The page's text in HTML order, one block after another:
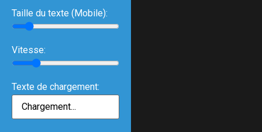
Taille du texte (Mobile):
Vitesse:
Texte de chargement: